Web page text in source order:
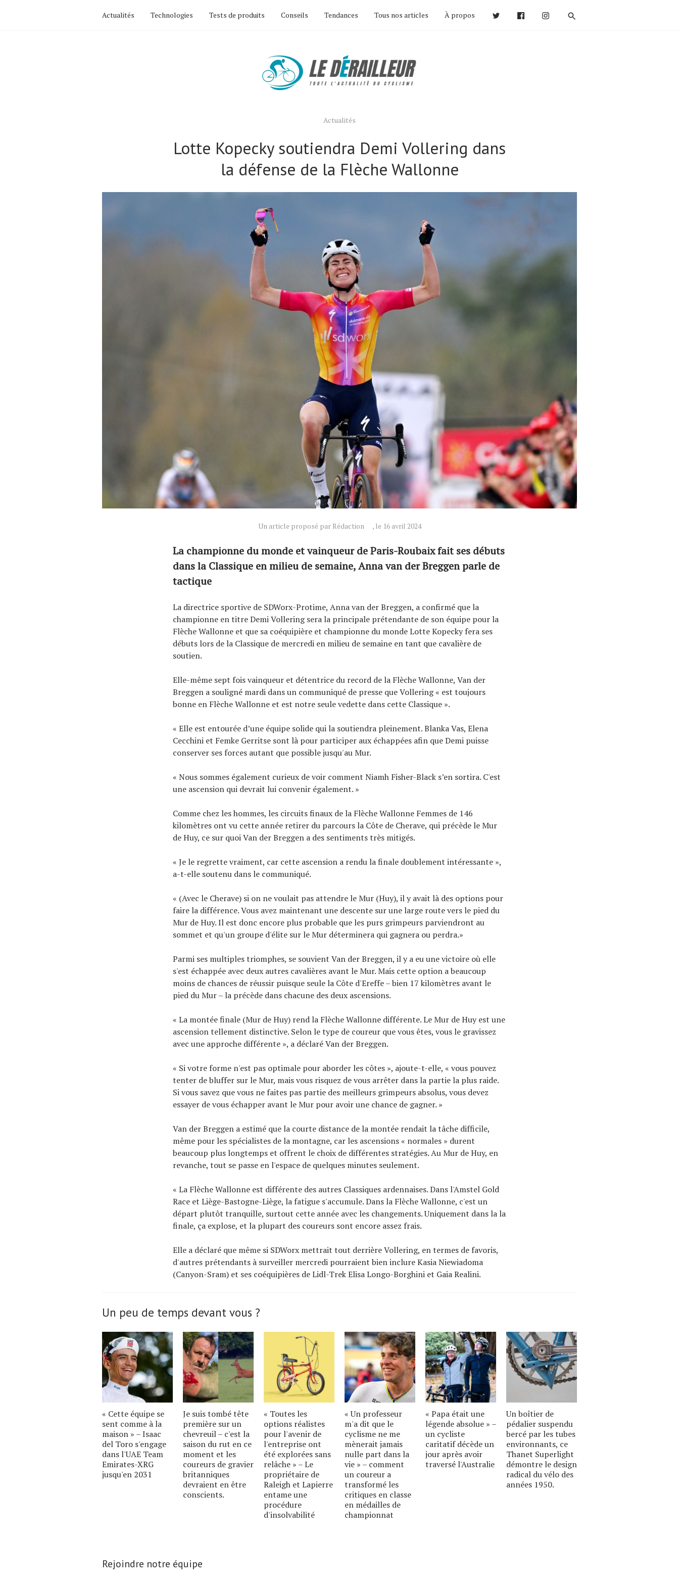
Actualités Technologies Tests de produits Conseils Tendances Tous nos articles À propos
Actualités
Lotte Kopecky soutiendra Demi Vollering dans
la défense de la Flèche Wallonne
Un article proposé par Rédaction , le 16 avril 2024
La championne du monde et vainqueur de Paris-Roubaix fait ses débuts
dans la Classique en milieu de semaine, Anna van der Breggen parle de
tactique
La directrice sportive de SDWorx-Protime, Anna van der Breggen, a confirmé que la
championne en titre Demi Vollering sera la principale prétendante de son équipe pour la
Flèche Wallonne et que sa coéquipière et championne du monde Lotte Kopecky fera ses
débuts lors de la Classique de mercredi en milieu de semaine en tant que cavalière de
soutien.
Elle-même sept fois vainqueur et détentrice du record de la Flèche Wallonne, Van der
Breggen a souligné mardi dans un communiqué de presse que Vollering « est toujours
bonne en Flèche Wallonne et est notre seule vedette dans cette Classique ».
« Elle est entourée d’une équipe solide qui la soutiendra pleinement. Blanka Vas, Elena
Cecchini et Femke Gerritse sont là pour participer aux échappées afin que Demi puisse
conserver ses forces autant que possible jusqu'au Mur.
« Nous sommes également curieux de voir comment Niamh Fisher-Black s’en sortira. C'est
une ascension qui devrait lui convenir également. »
Comme chez les hommes, les circuits finaux de la Flèche Wallonne Femmes de 146
kilomètres ont vu cette année retirer du parcours la Côte de Cherave, qui précède le Mur
de Huy, ce sur quoi Van der Breggen a des sentiments très mitigés.
« Je le regrette vraiment, car cette ascension a rendu la finale doublement intéressante »,
a-t-elle soutenu dans le communiqué.
« (Avec le Cherave) si on ne voulait pas attendre le Mur (Huy), il y avait là des options pour
faire la différence. Vous avez maintenant une descente sur une large route vers le pied du
Mur de Huy. Il est donc encore plus probable que les purs grimpeurs parviendront au
sommet et qu'un groupe d'élite sur le Mur déterminera qui gagnera ou perdra.»
Parmi ses multiples triomphes, se souvient Van der Breggen, il y a eu une victoire où elle
s'est échappée avec deux autres cavalières avant le Mur. Mais cette option a beaucoup
moins de chances de réussir puisque seule la Côte d'Ereffe – bien 17 kilomètres avant le
pied du Mur – la précède dans chacune des deux ascensions.
« La montée finale (Mur de Huy) rend la Flèche Wallonne différente. Le Mur de Huy est une
ascension tellement distinctive. Selon le type de coureur que vous êtes, vous le gravissez
avec une approche différente », a déclaré Van der Breggen.
« Si votre forme n'est pas optimale pour aborder les côtes », ajoute-t-elle, « vous pouvez
tenter de bluffer sur le Mur, mais vous risquez de vous arrêter dans la partie la plus raide.
Si vous savez que vous ne faites pas partie des meilleurs grimpeurs absolus, vous devez
essayer de vous échapper avant le Mur pour avoir une chance de gagner. »
Van der Breggen a estimé que la courte distance de la montée rendait la tâche difficile,
même pour les spécialistes de la montagne, car les ascensions « normales » durent
beaucoup plus longtemps et offrent le choix de différentes stratégies. Au Mur de Huy, en
revanche, tout se passe en l'espace de quelques minutes seulement.
« La Flèche Wallonne est différente des autres Classiques ardennaises. Dans l'Amstel Gold
Race et Liège-Bastogne-Liège, la fatigue s'accumule. Dans la Flèche Wallonne, c'est un
départ plutôt tranquille, surtout cette année avec les changements. Uniquement dans la la
finale, ça explose, et la plupart des coureurs sont encore assez frais.
Elle a déclaré que même si SDWorx mettrait tout derrière Vollering, en termes de favoris,
d'autres prétendants à surveiller mercredi pourraient bien inclure Kasia Niewiadoma
(Canyon-Sram) et ses coéquipières de Lidl-Trek Elisa Longo-Borghini et Gaia Realini.
Un peu de temps devant vous ?
« Cette équipe se
sent comme à la
maison » – Isaac
del Toro s'engage
dans l'UAE Team
Emirates-XRG
jusqu'en 2031
Je suis tombé tête
première sur un
chevreuil – c'est la
saison du rut en ce
moment et les
coureurs de gravier
britanniques
devraient en être
conscients.
« Toutes les
options réalistes
pour l'avenir de
l'entreprise ont
été explorées sans
relâche » – Le
propriétaire de
Raleigh et Lapierre
entame une
procédure
d'insolvabilité
« Un professeur
m'a dit que le
cyclisme ne me
mènerait jamais
nulle part dans la
vie » – comment
un coureur a
transformé les
critiques en classe
en médailles de
championnat
« Papa était une
légende absolue » –
un cycliste
caritatif décède un
jour après avoir
traversé l'Australie
Un boîtier de
pédalier suspendu
bercé par les tubes
environnants, ce
Thanet Superlight
démontre le design
radical du vélo des
années 1950.
Rejoindre notre équipe